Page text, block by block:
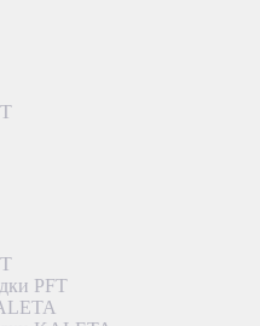
PFT